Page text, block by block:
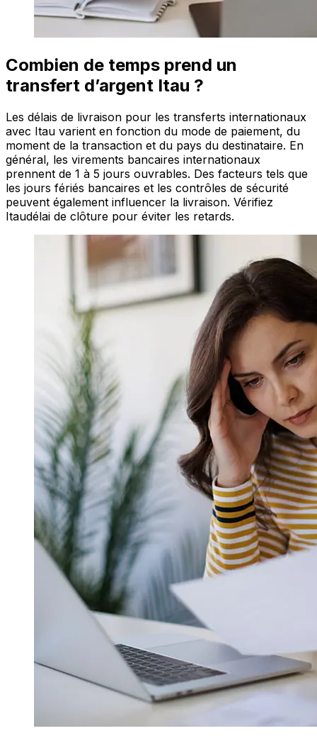
Combien de temps prend un
transfert d’argent Itau ?
Les délais de livraison pour les transferts internationaux
avec Itau varient en fonction du mode de paiement, du
moment de la transaction et du pays du destinataire. En
général, les virements bancaires internationaux
prennent de 1 à 5 jours ouvrables. Des facteurs tels que
les jours fériés bancaires et les contrôles de sécurité
peuvent également influencer la livraison. Vérifiez
Itaudélai de clôture pour éviter les retards.